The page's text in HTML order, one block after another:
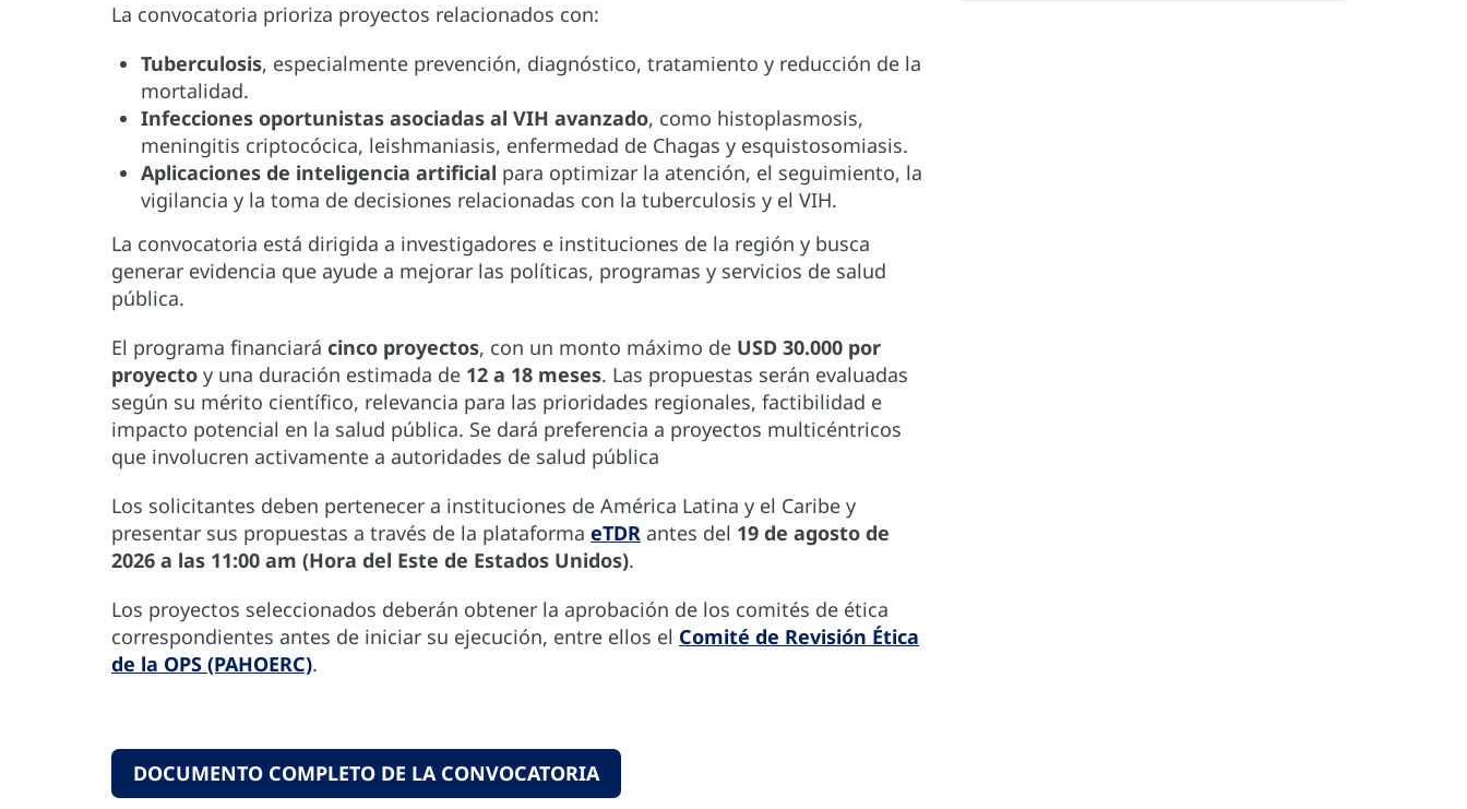
La convocatoria prioriza proyectos relacionados con:
Tuberculosis, especialmente prevención, diagnóstico, tratamiento y reducción de la
mortalidad.
Infecciones oportunistas asociadas al VIH avanzado, como histoplasmosis,
meningitis criptocócica, leishmaniasis, enfermedad de Chagas y esquistosomiasis.
Aplicaciones de inteligencia artificial para optimizar la atención, el seguimiento, la
vigilancia y la toma de decisiones relacionadas con la tuberculosis y el VIH.
La convocatoria está dirigida a investigadores e instituciones de la región y busca
generar evidencia que ayude a mejorar las políticas, programas y servicios de salud
pública.
El programa financiará cinco proyectos, con un monto máximo de USD 30.000 por
proyecto y una duración estimada de 12 a 18 meses. Las propuestas serán evaluadas
según su mérito científico, relevancia para las prioridades regionales, factibilidad e
impacto potencial en la salud pública. Se dará preferencia a proyectos multicéntricos
que involucren activamente a autoridades de salud pública
Los solicitantes deben pertenecer a instituciones de América Latina y el Caribe y
presentar sus propuestas a través de la plataforma eTDR antes del 19 de agosto de
2026 a las 11:00 am (Hora del Este de Estados Unidos).
Los proyectos seleccionados deberán obtener la aprobación de los comités de ética
correspondientes antes de iniciar su ejecución, entre ellos el Comité de Revisión Ética
de la OPS (PAHOERC).
DOCUMENTO COMPLETO DE LA CONVOCATORIA